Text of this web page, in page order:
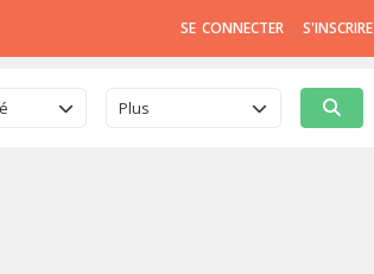
SE CONNECTER S'INSCRIRE
Plus